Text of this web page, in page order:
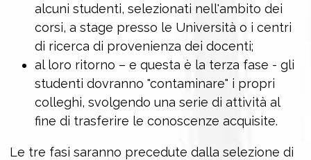
alcuni studenti, selezionati nell'ambito dei
corsi, a stage presso le Università o i centri
di ricerca di provenienza dei docenti;
al loro ritorno – e questa è la terza fase - gli
studenti dovranno "contaminare" i propri
colleghi, svolgendo una serie di attività al
fine di trasferire le conoscenze acquisite.
Le tre fasi saranno precedute dalla selezione di